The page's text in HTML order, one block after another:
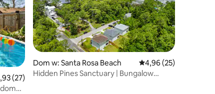
ocena: 4,93 na 5, liczba recenzji: 27
(27)
Dom w: Santa Rosa Beach Średnia ocena: 4,96
4,96 (25)
Hidden Pines Sanctuary | Bungalow